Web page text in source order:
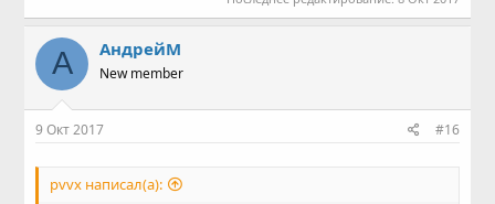
А АндрейМ
New member
9 Окт 2017 #16
pvvx написал(а):